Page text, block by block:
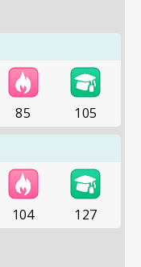
85
105
104 127